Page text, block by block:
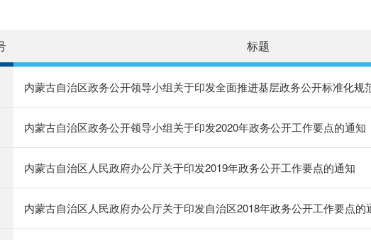
标题
内蒙古自治区政务公开领导小组关于印发全面推进基层政务公开标准化规
内蒙古自治区政务公开领导小组关于印发2020年政务公开工作要点的通知
内蒙古自治区人民政府办公厅关于印发2019年政务公开工作要点的通知
内蒙古自治区人民政府办公厅关于印发自治区2018年政务公开工作要点的